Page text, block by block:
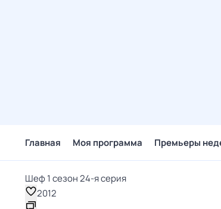
Главная Моя программа Премьеры
Шеф 1 сезон 24-я серия
2012